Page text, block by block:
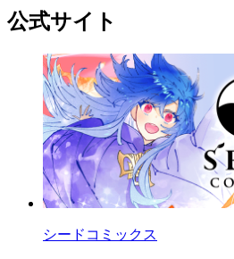
公式サイト
シードコミックス